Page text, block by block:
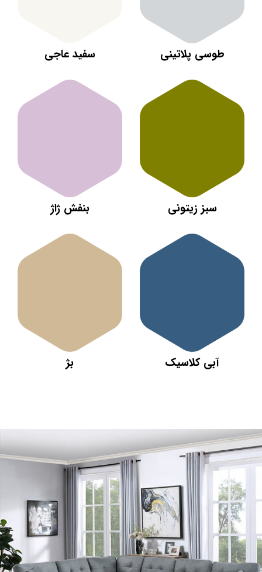
طوسی پلاتینی سفید عاجی
سبز زیتونی بنفش ژاژ
آبی کلاسیک بژ